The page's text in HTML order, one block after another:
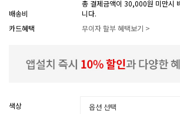
배송비
총 결제금액이 30,000원 미만시
니다.
카드혜택
무이자 할부 혜택보기 >
색상